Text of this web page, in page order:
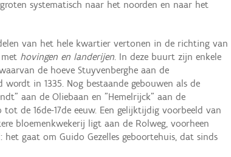
systematisch naar het noorden en naar het
van het hele kwartier vertonen in de richting van
hovingen en landerijen. In deze buurt zijn enkele
de hoeve Stuyvenberghe aan de
wordt in 1335. Nog bestaande gebouwen als de
aan de Oliebaan en "Hemelrijck" aan de
de 16de-17de eeuw. Een gelijktijdig voorbeeld van
bloemenkwekerij ligt aan de Rolweg, voorheen
gaat om Guido Gezelles geboortehuis, dat sinds